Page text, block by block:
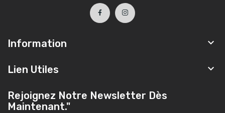
Information 
Lien Utiles 
Rejoignez Notre Newsletter Dès
Maintenant."